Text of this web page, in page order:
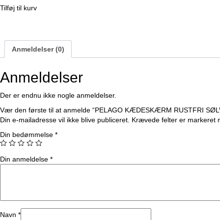
af
5
Tilføj til kurv
Anmeldelser (0)
Anmeldelser
Der er endnu ikke nogle anmeldelser.
Vær den første til at anmelde “PELAGO KÆDESKÆRM RUSTFRI
Din e-mailadresse vil ikke blive publiceret. Krævede felter er markeret
Din bedømmelse *
Din anmeldelse *
Navn *